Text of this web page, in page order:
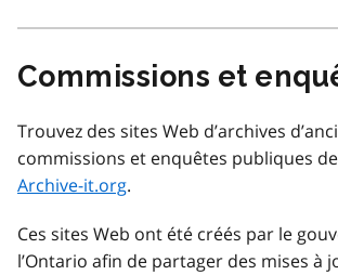
Commissions et
Trouvez des sites Web d’archives
commissions et enquêtes publiques
Archive-it.org.
Ces sites Web ont été créés par le
l’Ontario afin de partager des mises à